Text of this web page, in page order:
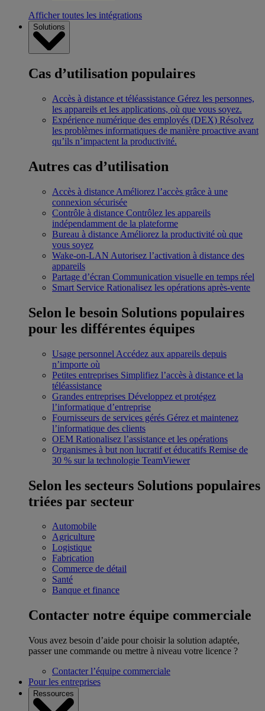
Afficher toutes les intégrations
Solutions
Cas d’utilisation populaires
Accès à distance et téléassistance Gérez les personnes,
les appareils et les applications, où que vous soyez.
Expérience numérique des employés (DEX) Résolvez
les problèmes informatiques de manière proactive avant
qu’ils n’impactent la productivité.
Autres cas d’utilisation
Accès à distance Améliorez l’accès grâce à une
connexion sécurisée
Contrôle à distance Contrôlez les appareils
indépendamment de la plateforme
Bureau à distance Améliorez la productivité où que
vous soyez
Wake-on-LAN Autorisez l’activation à distance des
appareils
Partage d’écran Communication visuelle en temps réel
Smart Service Rationalisez les opérations après-vente
Selon le besoin Solutions populaires
pour les différentes équipes
Usage personnel Accédez aux appareils depuis
n’importe où
Petites entreprises Simplifiez l’accès à distance et la
téléassistance
Grandes entreprises Développez et protégez
l’informatique d’entreprise
Fournisseurs de services gérés Gérez et maintenez
l’informatique des clients
OEM Rationalisez l’assistance et les opérations
Organismes à but non lucratif et éducatifs Remise de
30 % sur la technologie TeamViewer
Selon les secteurs Solutions populaires
triées par secteur
Automobile
Agriculture
Logistique
Fabrication
Commerce de détail
Santé
Banque et finance
Contacter notre équipe commerciale
Vous avez besoin d’aide pour choisir la solution adaptée,
passer une commande ou mettre à niveau votre licence ?
Contacter l’équipe commerciale
Pour les entreprises
Ressources